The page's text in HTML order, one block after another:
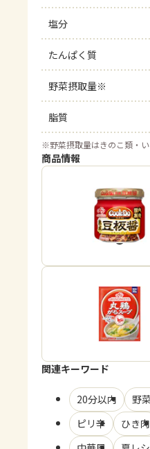
塩分
たんぱく質
野菜摂取量※
脂質
※野菜摂取量はきのこ類・
商品情報
「Ｃｏ
熟成豆
商品
「丸鶏
商品
関連キーワード
20分以内 野
ピリ辛
ひき肉